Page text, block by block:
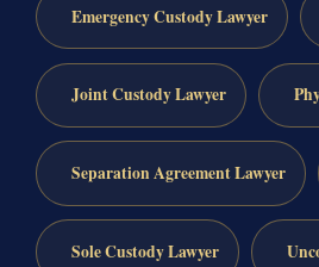
Emergency Custody Lawyer
Joint Custody Lawyer
Separation Agreement Lawyer
Sole Custody Lawyer